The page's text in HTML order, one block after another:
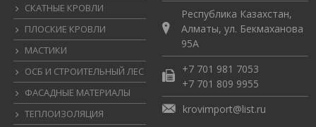
СКАТНЫЕ КРОВЛИ
ПЛОСКИЕ КРОВЛИ
МАСТИКИ
ОСБ И СТРОИТЕЛЬНЫЙ ЛЕС
ФАСАДНЫЕ МАТЕРИАЛЫ
ТЕПЛОИЗОЛЯЦИЯ
Республика Казахстан,
Алматы, ул. Бекмаханова
95А
+7 701 981 7053
+7 701 809 9955
krovimport@list.ru